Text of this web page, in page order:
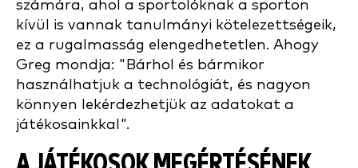
számára, ahol a sportolóknak a sporton
kívül is vannak tanulmányi kötelezettségeik,
ez a rugalmasság elengedhetetlen. Ahogy
Greg mondja: "Bárhol és bármikor
használhatjuk a technológiát, és nagyon
könnyen lekérdezhetjük az adatokat a
játékosainkkal".